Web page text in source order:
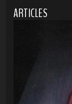
ARTICLES